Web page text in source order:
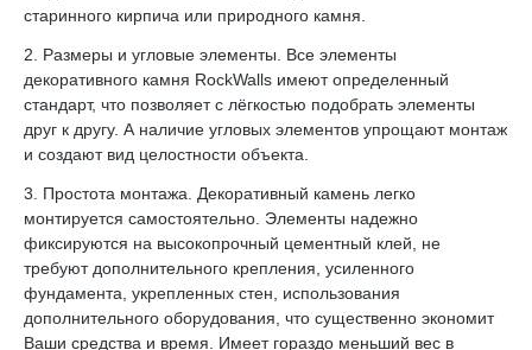
старинного кирпича или природного камня.
2. Размеры и угловые элементы. Все элементы
декоративного камня RockWalls имеют определенный
стандарт, что позволяет с лёгкостью подобрать элементы
друг к другу. А наличие угловых элементов упрощают монтаж
и создают вид целостности объекта.
3. Простота монтажа. Декоративный камень легко
монтируется самостоятельно. Элементы надежно
фиксируются на высокопрочный цементный клей, не
требуют дополнительного крепления, усиленного
фундамента, укрепленных стен, использования
дополнительного оборудования, что существенно экономит
Ваши средства и время. Имеет гораздо меньший вес в